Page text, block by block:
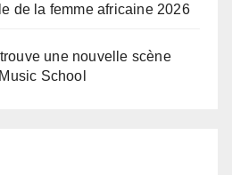
de la femme africaine 2026
une nouvelle scène
School